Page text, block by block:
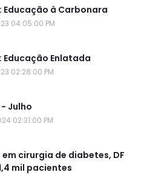
Educação à Carbonara
04:05:00 PM
Educação Enlatada
02:28:00 PM
Julho
02:31:00 PM
em cirurgia de diabetes, DF
mil pacientes